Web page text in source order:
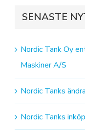
SENASTE
Nordic Tank Oy
Maskiner A/S
Nordic Tanks
Nordic Tanks